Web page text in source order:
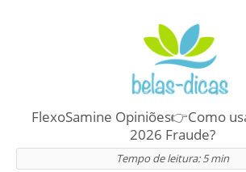
FlexoSamine Opiniões👉Como
2026 Fraude?
Tempo de leitura:5 min